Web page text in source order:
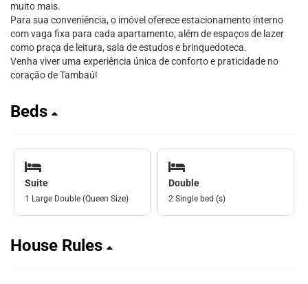
muito mais.
Para sua conveniência, o imóvel oferece estacionamento interno
com vaga fixa para cada apartamento, além de espaços de lazer
como praça de leitura, sala de estudos e brinquedoteca.
Venha viver uma experiência única de conforto e praticidade no
coração de Tambaú!
Beds
Suite
1 Large Double (Queen Size)
Double
2 Single bed (s)
House Rules